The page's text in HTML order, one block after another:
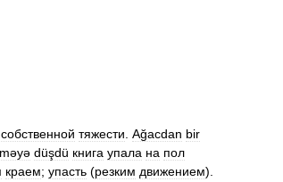
собственной тяжести Ağacdan bir
düşdü книга упала на пол
краем; упасть (резким движением).